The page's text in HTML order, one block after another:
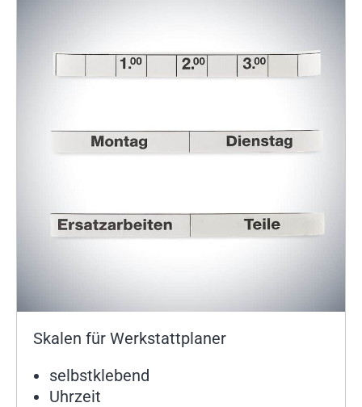
Skalen für Werkstattplaner
selbstklebend
Uhrzeit